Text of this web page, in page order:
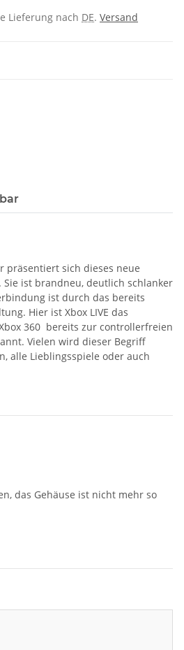
Lieferung nach DE. Versand
präsentiert sich dieses neue
Sie ist brandneu, deutlich schlanker
ist durch das bereits
Hier ist Xbox LIVE das
360 bereits zur controllerfreien
Vielen wird dieser Begriff
alle Lieblingsspiele oder auch
das Gehäuse ist nicht mehr so